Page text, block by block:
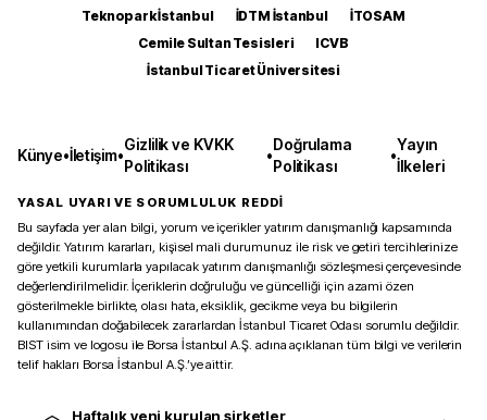
Teknopark İstanbul
İDTM İstanbul
İTOSAM
Cemile Sultan Tesisleri
ICVB
İstanbul Ticaret Üniversitesi
Künye•İletişim•
Gizlilik ve KVKK
Politikası
•
Doğrulama
Politikası
•
Yayın
İlkeleri
YASAL UYARI VE SORUMLULUK REDDİ
Bu sayfada yer alan bilgi, yorum ve içerikler yatırım danışmanlığı kapsamında
değildir. Yatırım kararları, kişisel mali durumunuz ile risk ve getiri tercihlerinize
göre yetkili kurumlarla yapılacak yatırım danışmanlığı sözleşmesi çerçevesinde
değerlendirilmelidir. İçeriklerin doğruluğu ve güncelliği için azami özen
gösterilmekle birlikte, olası hata, eksiklik, gecikme veya bu bilgilerin
kullanımından doğabilecek zararlardan İstanbul Ticaret Odası sorumlu değildir.
BIST isim ve logosu ile Borsa İstanbul A.Ş. adına açıklanan tüm bilgi ve verilerin
telif hakları Borsa İstanbul A.Ş.’ye aittir.
Haftalık yeni kurulan şirketler